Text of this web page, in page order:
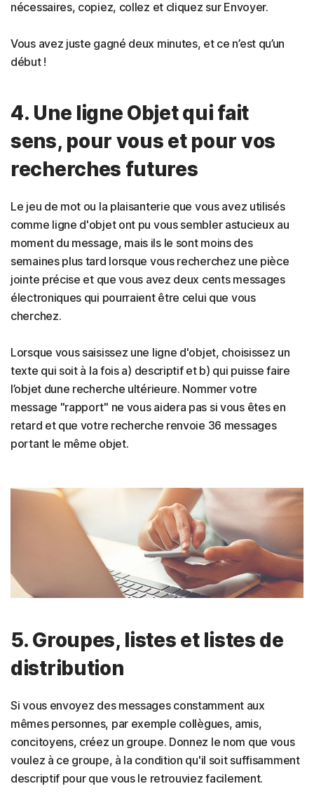
nécessaires, copiez, collez et cliquez sur Envoyer.
Vous avez juste gagné deux minutes, et ce n’est qu’un
début !
4. Une ligne Objet qui fait
sens, pour vous et pour vos
recherches futures
Le jeu de mot ou la plaisanterie que vous avez utilisés
comme ligne d'objet ont pu vous sembler astucieux au
moment du message, mais ils le sont moins des
semaines plus tard lorsque vous recherchez une pièce
jointe précise et que vous avez deux cents messages
électroniques qui pourraient être celui que vous
cherchez.
Lorsque vous saisissez une ligne d'objet, choisissez un
texte qui soit à la fois a) descriptif et b) qui puisse faire
l’objet dune recherche ultérieure. Nommer votre
message "rapport" ne vous aidera pas si vous êtes en
retard et que votre recherche renvoie 36 messages
portant le même objet.
5. Groupes, listes et listes de
distribution
Si vous envoyez des messages constamment aux
mêmes personnes, par exemple collègues, amis,
concitoyens, créez un groupe. Donnez le nom que vous
voulez à ce groupe, à la condition qu'il soit suffisamment
descriptif pour que vous le retrouviez facilement.